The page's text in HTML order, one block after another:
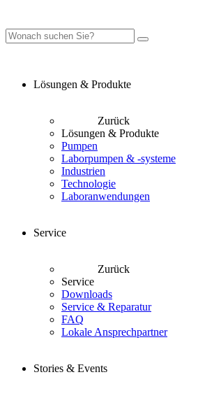
Lösungen & Produkte
Zurück
Lösungen & Produkte
Pumpen
Laborpumpen & -systeme
Industrien
Technologie
Laboranwendungen
Service
Zurück
Service
Downloads
Service & Reparatur
FAQ
Lokale Ansprechpartner
Stories & Events